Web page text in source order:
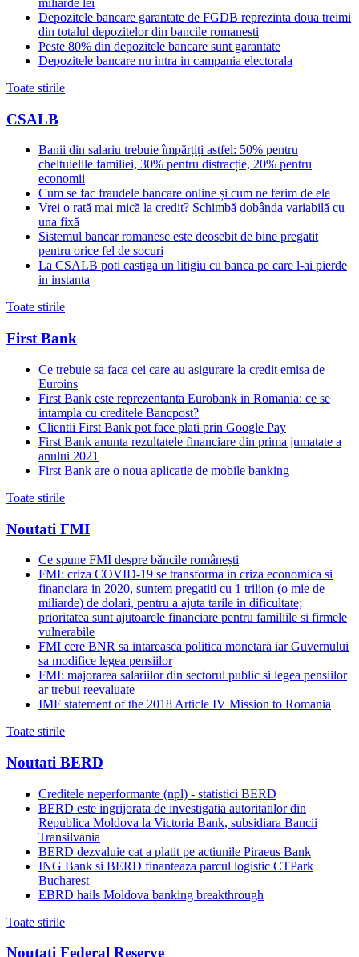
miliarde lei
Depozitele bancare garantate de FGDB reprezinta doua treimi
din totalul depozitelor din bancile romanesti
Peste 80% din depozitele bancare sunt garantate
Depozitele bancare nu intra in campania electorala
Toate stirile
CSALB
Banii din salariu trebuie împărțiți astfel: 50% pentru
cheltuielile familiei, 30% pentru distracție, 20% pentru
economii
Cum se fac fraudele bancare online și cum ne ferim de ele
Vrei o rată mai mică la credit? Schimbă dobânda variabilă cu
una fixă
Sistemul bancar romanesc este deosebit de bine pregatit
pentru orice fel de socuri
La CSALB poti castiga un litigiu cu banca pe care l-ai pierde
in instanta
Toate stirile
First Bank
Ce trebuie sa faca cei care au asigurare la credit emisa de
Euroins
First Bank este reprezentanta Eurobank in Romania: ce se
intampla cu creditele Bancpost?
Clientii First Bank pot face plati prin Google Pay
First Bank anunta rezultatele financiare din prima jumatate a
anului 2021
First Bank are o noua aplicatie de mobile banking
Toate stirile
Noutati FMI
Ce spune FMI despre băncile românești
FMI: criza COVID-19 se transforma in criza economica si
financiara in 2020, suntem pregatiti cu 1 trilion (o mie de
miliarde) de dolari, pentru a ajuta tarile in dificultate;
prioritatea sunt ajutoarele financiare pentru familiile si firmele
vulnerabile
FMI cere BNR sa intareasca politica monetara iar Guvernului
sa modifice legea pensiilor
FMI: majorarea salariilor din sectorul public si legea pensiilor
ar trebui reevaluate
IMF statement of the 2018 Article IV Mission to Romania
Toate stirile
Noutati BERD
Creditele neperformante (npl) - statistici BERD
BERD este ingrijorata de investigatia autoritatilor din
Republica Moldova la Victoria Bank, subsidiara Bancii
Transilvania
BERD dezvaluie cat a platit pe actiunile Piraeus Bank
ING Bank si BERD finanteaza parcul logistic CTPark
Bucharest
EBRD hails Moldova banking breakthrough
Toate stirile
Noutati Federal Reserve